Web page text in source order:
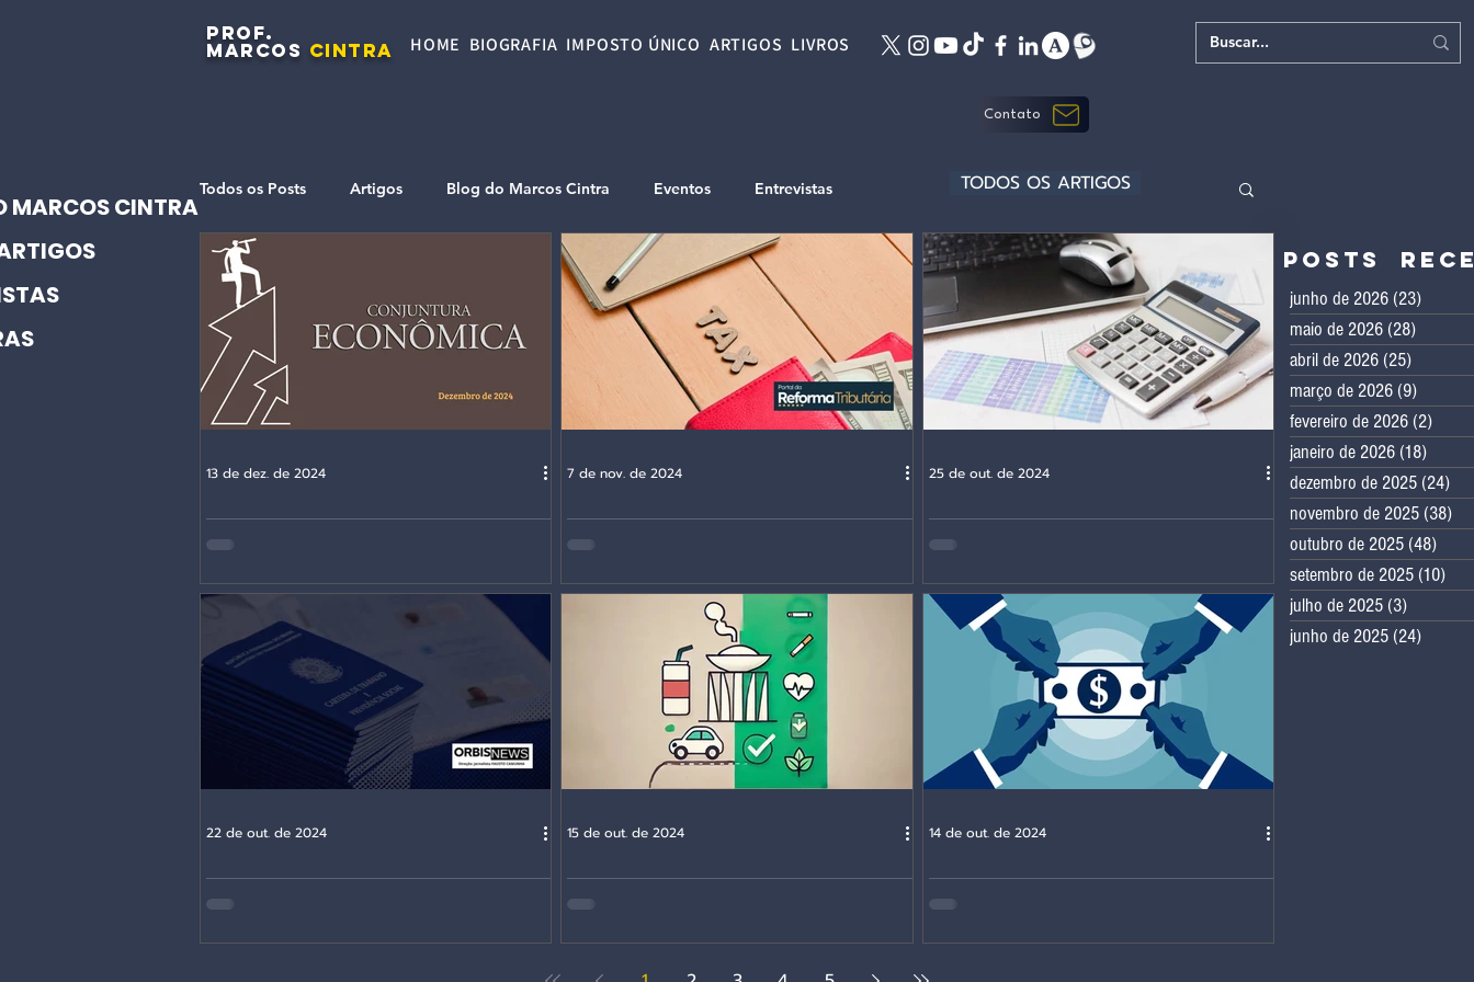
PROF.
MARCOS CINTRA HOME BIOGRAFIA IMPOSTO ÚNICO ARTIGOS LIVROS
Contato
MARCOS CINTRA
Todos os Posts Artigos Blog do Marcos Cintra Eventos Entrevistas
O ressurgimento do institucionalismo
histórico e a importância da abordagem
13 de dez. de 2024
Indefinição de alíquotas: uma aventura
que poderá mergulhar o país em décadas
7 de nov. de 2024
O que é neutralidade: a importância da
alíquota única e universal
25 de out. de 2024
Por que a Desoneração da Folha deve
atingir todos os setores
22 de out. de 2024
Imposto Seletivo: entre o discurso e a
realidade arrecadatória
15 de out. de 2024
Volto a perguntar: qual é a alíquota?
14 de out. de 2024
TODOS OS ARTIGOS
Posts
junho de 2026 (23)
maio de 2026 (28)
abril de 2026 (25)
março de 2026 (9)
fevereiro de 2026 (2)
janeiro de 2026 (18)
dezembro de 2025 (24)
novembro de 2025 (38)
outubro de 2025 (48)
setembro de 2025 (10)
julho de 2025 (3)
junho de 2025 (24)